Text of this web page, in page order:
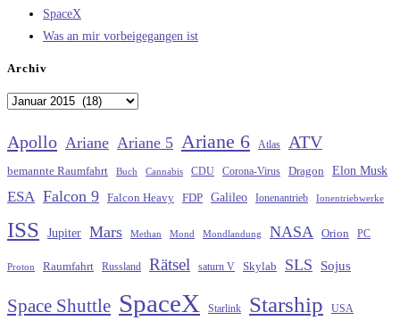
SpaceX
Was an mir vorbeigegangen ist
Archiv
Archiv
Apollo Ariane Ariane 5 Ariane 6 Atlas ATV
bemannte Raumfahrt Buch Cannabis CDU Corona-Virus Dragon Elon Musk
ESA Falcon 9 Falcon Heavy FDP Galileo Ionenantrieb Ionentriebwerke
ISS Jupiter Mars Methan Mond Mondlandung NASA Orion PC
Proton Raumfahrt Russland Rätsel saturn V Skylab SLS Sojus
Space Shuttle SpaceX Starlink Starship USA